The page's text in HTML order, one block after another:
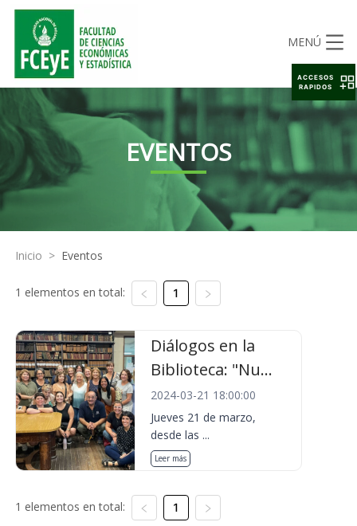
MENÚ
EVENTOS
Inicio > Eventos
1 elementos en total: 1
Diálogos en la
Biblioteca: "Nu...
2024-03-21 18:00:00
Jueves 21 de marzo,
desde las ...
Leer más
1 elementos en total: 1
ACCESOS
RAPIDOS